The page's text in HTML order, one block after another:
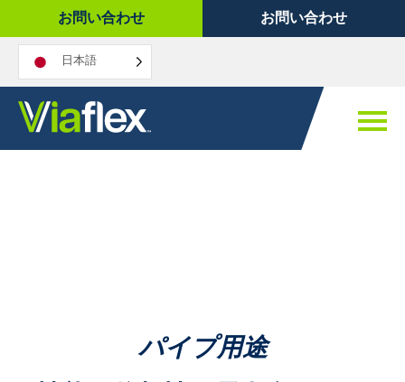
お問い合わせ お問い合わせ
日本語
パイプ用途